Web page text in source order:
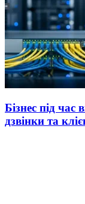
Бізнес під час
дзвінки та